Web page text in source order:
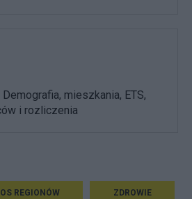
mieszkania, ETS,
i rozliczenia
REGIONÓW ZDROWIE